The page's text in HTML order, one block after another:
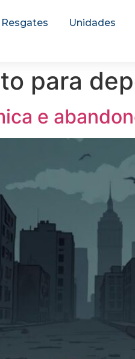
Resgates Unidades
para
e